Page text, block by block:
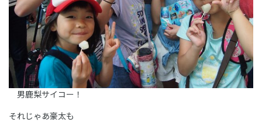
男鹿梨サイコー！
それじゃあ豪太も